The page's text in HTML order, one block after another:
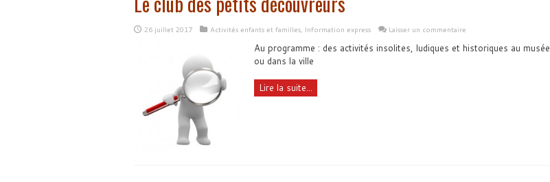
26 juillet 2017 Activités enfants et familles, Information express Laisser un commentaire
Au programme : des activités insolites, ludiques et historiques au musée
ou dans la ville
Lire la suite...